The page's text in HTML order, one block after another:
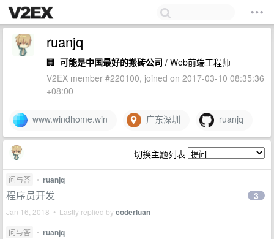
ruanjq
🏢 可能是中国最好的搬砖公司 / Web前端工程师
V2EX member #220100, joined on 2017-03-10 08:35:36
+08:00
www.windhome.win 广东深圳 ruanjq
切换主题列表
问与答 • ruanjq
程序员开发
Jan 16, 2018 • Lastly replied bycoderluan
3
问与答 • ruanjq